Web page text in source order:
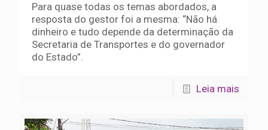
Para quase todas os temas abordados, a
resposta do gestor foi a mesma: “Não há
dinheiro e tudo depende da determinação da
Secretaria de Transportes e do governador
do Estado”.
Leia mais